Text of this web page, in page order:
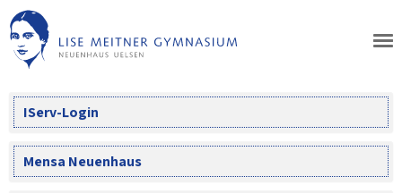
Skip
to
content
IServ-Login
Mensa Neuenhaus